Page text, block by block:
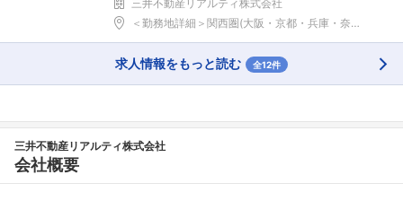
三井不動産リアルティ株式会社
＜勤務地詳細＞関西圏(大阪・京都・兵庫・奈良・滋賀...
求人情報をもっと読む 全12件
三井不動産リアルティ株式会社
会社概要